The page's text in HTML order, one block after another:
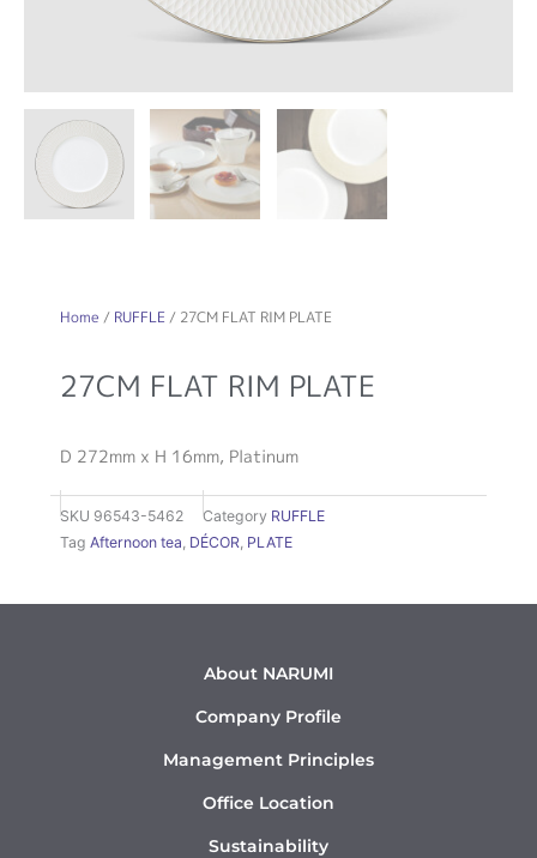
Home / RUFFLE / 27CM FLAT RIM PLATE
27CM FLAT RIM PLATE
D 272mm x H 16mm, Platinum
SKU 96543-5462 Category RUFFLE
Tag Afternoon tea DÉCOR PLATE
About NARUMI
Company Profile
Management Principles
Office Location
Sustainability